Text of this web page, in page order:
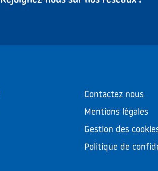
Contactez nous
Mentions légales
Gestion des
Politique de